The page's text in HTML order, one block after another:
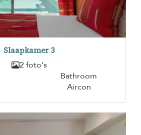
Slaapkamer 3
2 foto's
Bathroom
Aircon